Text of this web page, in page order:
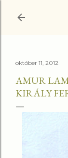
október 11, 2012
AMUR
KIRÁLY